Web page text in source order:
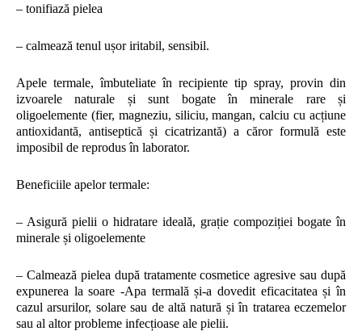
– tonifiază pielea
– calmează tenul ușor iritabil, sensibil.
Apele termale, îmbuteliate în recipiente tip spray, provin din
izvoarele naturale și sunt bogate în minerale rare și
oligoelemente (fier, magneziu, siliciu, mangan, calciu cu acțiune
antioxidantă, antiseptică și cicatrizantă) a căror formulă este
imposibil de reprodus în laborator.
Beneficiile apelor termale:
– Asigură pielii o hidratare ideală, grație compoziției bogate în
minerale și oligoelemente
– Calmează pielea după tratamente cosmetice agresive sau după
expunerea la soare -Apa termală și-a dovedit eficacitatea și în
cazul arsurilor, solare sau de altă natură și în tratarea eczemelor
sau al altor probleme infecțioase ale pielii.